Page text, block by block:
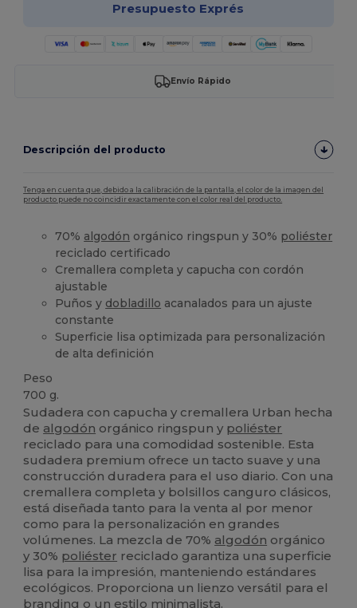
Presupuesto Exprés
Envío Rápido
Descripción del producto
Tenga en cuenta que, debido a la calibración de la pantalla, el color de la imagen del
producto puede no coincidir exactamente con el color real del producto.
70% algodón orgánico ringspun y 30% poliéster
reciclado certificado
Cremallera completa y capucha con cordón
ajustable
Puños y dobladillo acanalados para un ajuste
constante
Superficie lisa optimizada para personalización
de alta definición
Peso
700 g.
Sudadera con capucha y cremallera Urban hecha
de algodón orgánico ringspun y poliéster
reciclado para una comodidad sostenible. Esta
sudadera premium ofrece un tacto suave y una
construcción duradera para el uso diario. Con una
cremallera completa y bolsillos canguro clásicos,
está diseñada tanto para la venta al por menor
como para la personalización en grandes
volúmenes. La mezcla de 70% algodón orgánico
y 30% poliéster reciclado garantiza una superficie
lisa para la impresión, manteniendo estándares
ecológicos. Proporciona un lienzo versátil para el
branding o un estilo minimalista.